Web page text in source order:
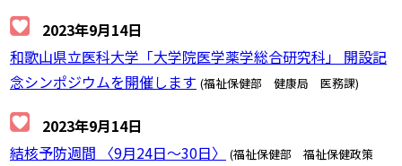
2023年9月14日
和歌山県立医科大学「大学院医学薬学総合研究科」 開設記
念シンポジウムを開催します (福祉保健部 健康局 医務課)
2023年9月14日
結核予防週間 〈9月24日～30日〉
(福祉保健部 福祉保健政策